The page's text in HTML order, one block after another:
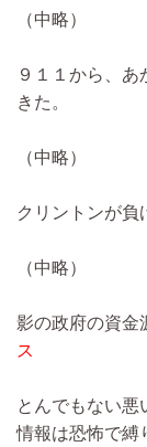
（中略）
９１１から、
きた。
（中略）
クリントンが負
（中略）
影の政府の資
ス
とんでもない悪
情報は恐怖で縛